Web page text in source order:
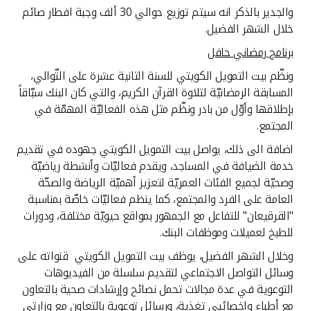
والجدير بالذكر انه سيتم توزيع حوالي 30 ألف وجبة افطار صائم
خلال الشهر الفضيل.
برنامج رمضاني حافل
ونظّم بيت التمويل الكويتي للسنة الثانية عشرة على التّوالي،
المسابقة الرمضانيّة لتلاوة القرآن الكريم، والتي كان البنك سبّاقاً
بإطلاقها وأوّل من بادر ونظّم مثل هذه الفعاليّة المهمّة في
المجتمع.
اضافة الى ذلك، يواصل بيت التمويل الكويتي جهوده في تقديم
خدمة الضيافة في المساجد، ويقدم فعاليّات وأنشطة رياضيّة
وصحيّة لجميع الفئات العمريّة لتعزيز أهميّة الرياضة والصحّة
العامة على الفرد والمجتمع، كما ينظم فعاليّات خاصّة بمناسبة
"القرقيعان" للتفاعل مع الجمهور بمواقع حيويّة مختلفة، ودورات
للطبخ لعميلات وموظفات البنك.
وخلال الشهر الفضيل، يوظف بيت التمويل الكويتي قنواته على
وسائل التواصل الاجتماعي لتقديم سلسلة من الفيديوهات
التوعوية في عدة مجالات تحمل نصائح وإرشادات صحية بالتعاون
مع أطباء واخصائيي تغذية، ورسائل توعوية بالتعاون مع وزارتي